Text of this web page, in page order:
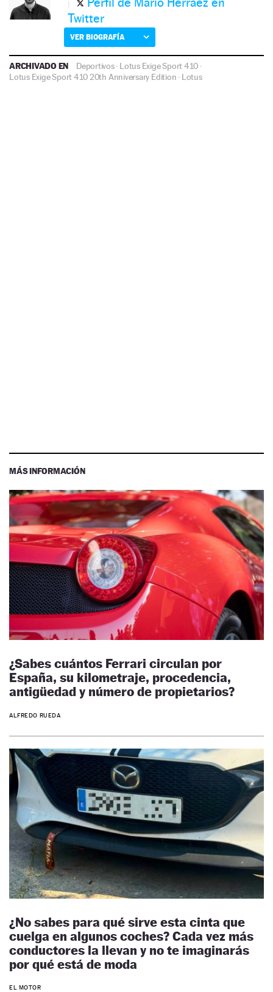
Twitter
VER BIOGRAFÍA
ARCHIVADO EN Deportivos· Lotus Exige Sport 410 ·
Lotus Exige Sport 410 20th Anniversary Edition · Lotus
MÁS INFORMACIÓN
¿Sabes cuántos Ferrari circulan por
España, su kilometraje, procedencia,
antigüedad y número de propietarios?
ALFREDO RUEDA
¿No sabes para qué sirve esta cinta que
cuelga en algunos coches? Cada vez más
conductores la llevan y no te imaginarás
por qué está de moda
EL MOTOR